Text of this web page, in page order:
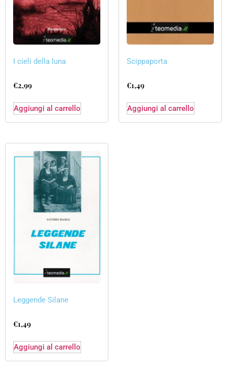
I cieli della luna
€2,99
Aggiungi al carrello
Scippaporta
€1,49
Aggiungi al carrello
Leggende Silane
€1,49
Aggiungi al carrello